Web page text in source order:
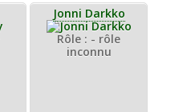
Jonni Darkko
Rôle : - rôle
inconnu